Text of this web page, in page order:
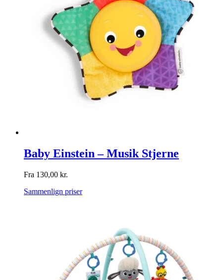
Baby Einstein – Musik Stjerne
Fra 130,00 kr.
Sammenlign priser